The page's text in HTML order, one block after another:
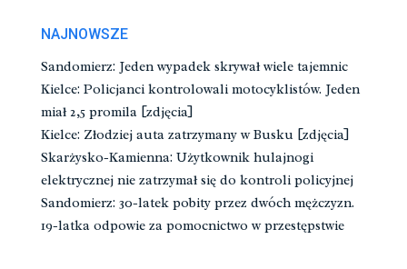
NAJNOWSZE
Sandomierz: Jeden wypadek skrywał wiele tajemnic
Kielce: Policjanci kontrolowali motocyklistów. Jeden
miał 2,5 promila [zdjęcia]
Kielce: Złodziej auta zatrzymany w Busku [zdjęcia]
Skarżysko-Kamienna: Użytkownik hulajnogi
elektrycznej nie zatrzymał się do kontroli policyjnej
Sandomierz: 30-latek pobity przez dwóch mężczyzn.
19-latka odpowie za pomocnictwo w przestępstwie